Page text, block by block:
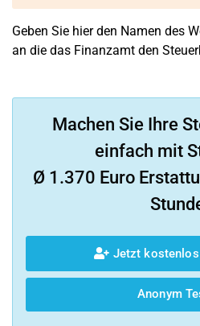
Geben Sie hier den Namen des
an die das Finanzamt den
Machen Sie Ihre
einfach mit
Ø 1.370 Euro
Jetzt
Anonym